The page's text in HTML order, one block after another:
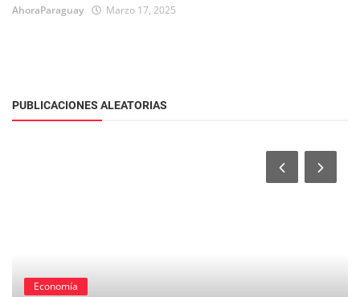
AhoraParaguay Marzo 17, 2025
PUBLICACIONES ALEATORIAS
Economía